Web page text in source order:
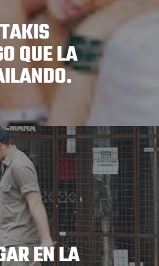
QUE LA
EN LA